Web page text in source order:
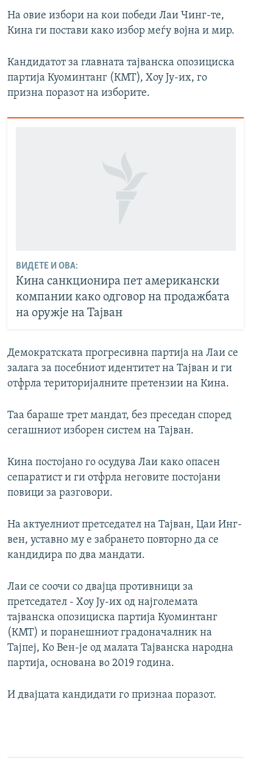
На овие избори на кои победи Лаи Чинг-те,
Кина ги постави како избор меѓу војна и мир.
Кандидатот за главната тајванска опозициска
партија Куоминтанг (КМТ), Хоу Ју-их, го
призна поразот на изборите.
ВИДЕТЕ И ОВА:
Кина санкционира пет американски
компании како одговор на продажбата
на оружје на Тајван
Демократската прогресивна партија на Лаи се
залага за посебниот идентитет на Тајван и ги
отфрла територијалните претензии на Кина.
Таа бараше трет мандат, без преседан според
сегашниот изборен систем на Тајван.
Кина постојано го осудува Лаи како опасен
сепаратист и ги отфрла неговите постојани
повици за разговори.
На актуелниот претседател на Тајван, Цаи Инг-
вен, уставно му е забрането повторно да се
кандидира по два мандати.
Лаи се соочи со двајца противници за
претседател - Хоу Ју-их од најголемата
тајванска опозициска партија Куоминтанг
(КМТ) и поранешниот градоначалник на
Тајпеј, Ко Вен-је од малата Тајванска народна
партија, основана во 2019 година.
И двајцата кандидати го признаа поразот.